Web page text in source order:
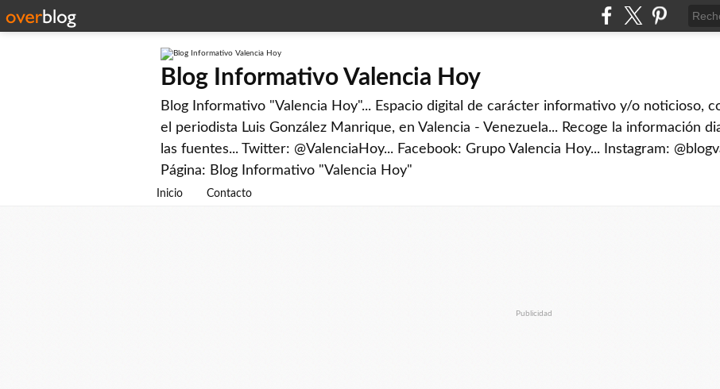
Blog Informativo Valencia Hoy
Blog Informativo "Valencia Hoy"... Espacio digital de carácter informativo y/o noticioso,
el periodista Luis González Manrique, en Valencia - Venezuela... Recoge la información
las fuentes... Twitter: @ValenciaHoy... Facebook: Grupo Valencia Hoy... Instagram:
Página: Blog Informativo "Valencia Hoy"
Inicio Contacto
Publicidad